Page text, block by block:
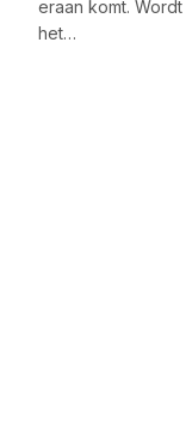
eraan komt. Wordt
het…